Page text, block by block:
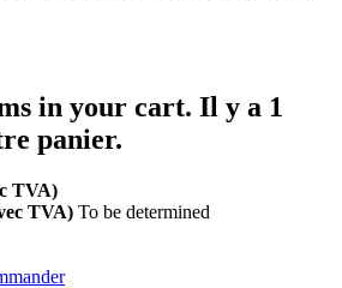
in your cart. Il y a 1
panier.
TVA)
TVA) To be determined